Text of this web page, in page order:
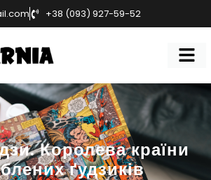
+38 (093) 927-59-52
Королева країни
ґудзиків